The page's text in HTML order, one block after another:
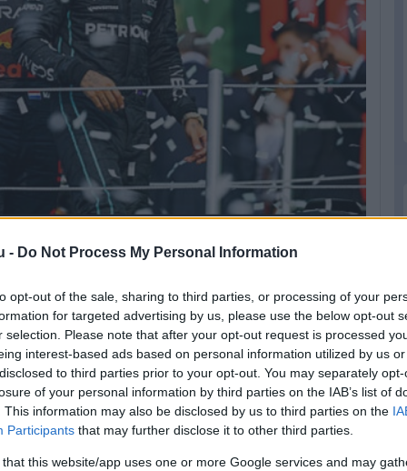
- Do Not Process My Personal Information
opt-out of the sale, sharing to third parties, or processing of your
for targeted advertising by us, please use the below opt-out
selection. Please note that after your opt-out request is processed
interest-based ads based on personal information utilized by us
to third parties prior to your opt-out. You may separately
of your personal information by third parties on the IAB’s list of
This information may also be disclosed by us to third parties on the
Participants that may further disclose it to other third parties.
that this website/app uses one or more Google services and may
jöhet össze a futamgyőzelem?
a Red Bullt az időmérőn, az máris
Verstappen elől indulhattak volna,
legutóbb.”
a megfelelő egyenesbeli tempója,
a Honda, az aerodinamikai
ez problémát okoz nekik. Úgy